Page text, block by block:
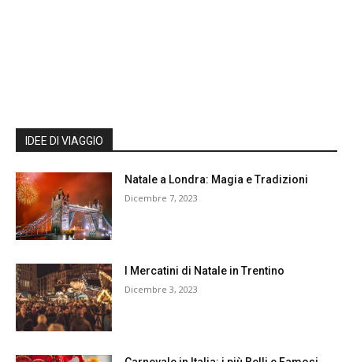
IDEE DI VIAGGIO
Natale a Londra: Magia e Tradizioni
Dicembre 7, 2023
I Mercatini di Natale in Trentino
Dicembre 3, 2023